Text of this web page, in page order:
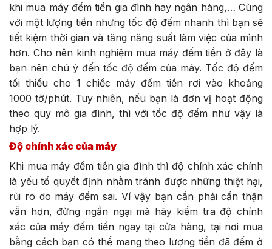
khi mua máy đếm tiền gia đình hay ngân hàng,… Cùng
với một lượng tiền nhưng tốc độ đếm nhanh thì bạn sẽ
tiết kiệm thời gian và tăng năng suất làm việc của mình
hơn. Cho nên kinh nghiệm mua máy đếm tiền ở đây là
bạn nên chú ý đến tốc độ đếm của máy. Tốc độ đếm
tối thiểu cho 1 chiếc máy đếm tiền rơi vào khoảng
1000 tờ/phút. Tuy nhiên, nếu bạn là đơn vị hoạt động
theo quy mô gia đình, thì với tốc độ đếm như vậy là
hợp lý.
Độ chính xác của máy
Khi mua máy đếm tiền gia đình thì độ chính xác chính
là yếu tố quyết định nhằm tránh được những thiệt hại,
rủi ro do máy đếm sai. Ví vậy bạn cần phải cẩn thận
vẫn hơn, đừng ngần ngại mà hãy kiểm tra độ chính
xác của máy đếm tiền ngay tại cửa hàng, tại nơi mua
bằng cách bạn có thể mang theo lượng tiền đã đếm ở